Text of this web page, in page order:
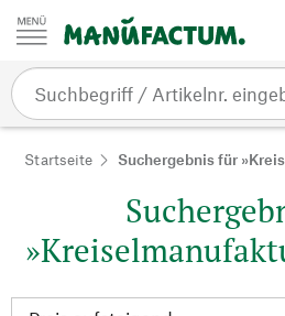
Zum Inhalt springen
Startseite Suchergebnis für